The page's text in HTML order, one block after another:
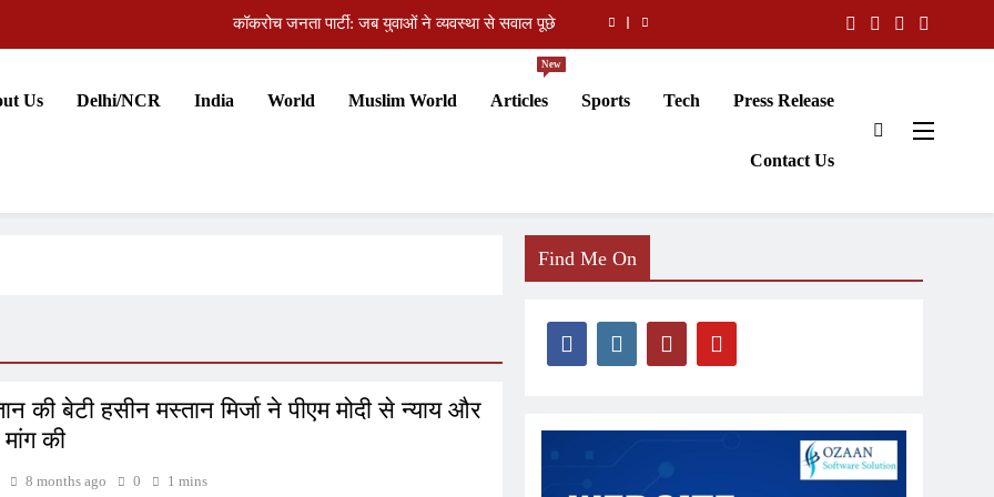
कॉकरोच जनता पार्टी: जब युवाओं ने व्यवस्था से सवाल पूछे
अस्पताल में एसडीओ का रात में औचक निरीक्षण, लापरवाही सामने आने पर कार्रवाई के निर्देश
कॉकरोच जनता पार्टी: जब युवाओं ने व्यवस्था से सवाल पूछे
अस्पताल में एसडीओ का रात में औचक निरीक्षण, लापरवाही सामने आने पर कार्रवाई के निर्देश
Us Delhi/NCR India World Muslim World Articles
New
Sports Tech Press Release
Contact Us
की बेटी हसीन मस्तान मिर्जा ने पीएम मोदी से न्याय और
मांग की
8 months ago 0 1 mins
Find Me On